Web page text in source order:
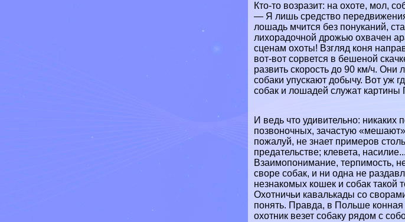
Кто-то возразит: на охоте, мол,
— Я лишь средство
лошадь мчится без понуканий,
лихорадочной дрожью охвачен
сценам охоты! Взгляд коня
вот-вот сорвется в бешеной
развить скорость до 90 км/ч. Они
собаки упускают добычу. Вот уж
собак и лошадей служат
И ведь что удивительно:
позвоночных, зачастую
пожалуй, не знает примеров
предательстве; клевета,
Взаимопонимание, терпимость,
своре собак, и ни одна не
незнакомых кошек и собак такой
Охотничьи кавалькады со
понять. Правда, в Польше конная
охотник везет собаку рядом с